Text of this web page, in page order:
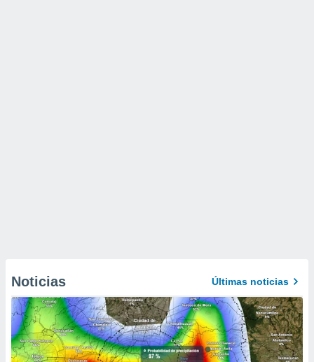
Noticias Últimas noticias